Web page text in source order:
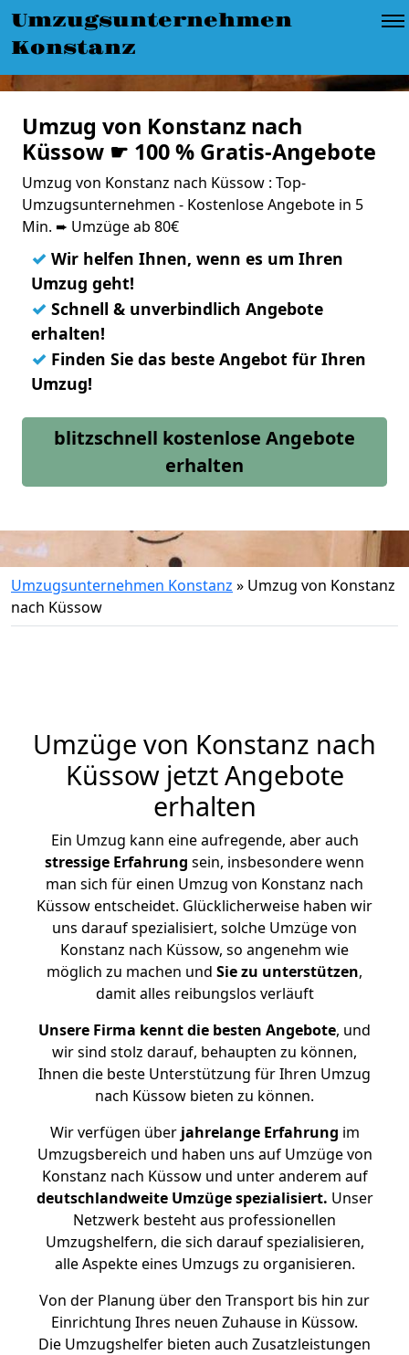
Umzugsunternehmen
Konstanz
Umzug von Konstanz nach
Küssow ☛ 100 % Gratis-Angebote
Umzug von Konstanz nach Küssow : Top-
Umzugsunternehmen - Kostenlose Angebote in 5
Min. ➨ Umzüge ab 80€
✓ Wir helfen Ihnen, wenn es um Ihren
Umzug geht!
✓ Schnell & unverbindlich Angebote
erhalten!
✓ Finden Sie das beste Angebot für Ihren
Umzug!
blitzschnell kostenlose Angebote
erhalten
Umzugsunternehmen Konstanz » Umzug von Konstanz
nach Küssow
Umzüge von Konstanz nach
Küssow jetzt Angebote
erhalten
Ein Umzug kann eine aufregende, aber auch
stressige Erfahrung sein, insbesondere wenn
man sich für einen Umzug von Konstanz nach
Küssow entscheidet. Glücklicherweise haben wir
uns darauf spezialisiert, solche Umzüge von
Konstanz nach Küssow, so angenehm wie
möglich zu machen und Sie zu unterstützen,
damit alles reibungslos verläuft
Unsere Firma kennt die besten Angebote, und
wir sind stolz darauf, behaupten zu können,
Ihnen die beste Unterstützung für Ihren Umzug
nach Küssow bieten zu können.
Wir verfügen überjahrelange Erfahrung im
Umzugsbereich und haben uns auf Umzüge von
Konstanz nach Küssow und unter anderem auf
deutschlandweite Umzüge spezialisiert. Unser
Netzwerk besteht aus professionellen
Umzugshelfern, die sich darauf spezialisieren,
alle Aspekte eines Umzugs zu organisieren.
Von der Planung über den Transport bis hin zur
Einrichtung Ihres neuen Zuhause in Küssow.
Die Umzugshelfer bieten auch Zusatzleistungen